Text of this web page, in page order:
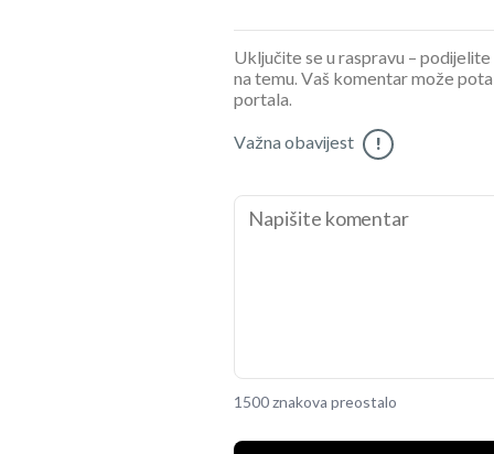
Uključite se u raspravu –
na temu. Vaš komentar može
portala.
Važna obavijest !
1500 znakova preostalo